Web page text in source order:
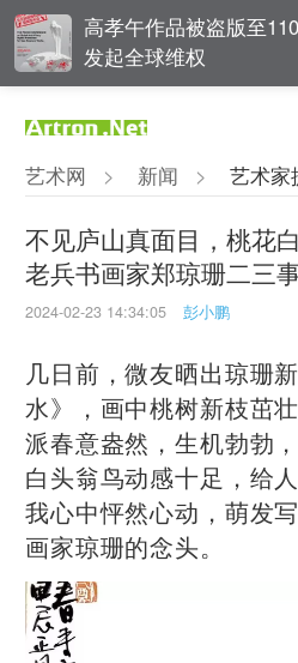
高孝午作品被盗版至
发起全球维权
影响力榜单
张瀚文：以物质媒介具
界
翟莫梵：绘画少年的广
艺术网 > 新闻 > 艺术家
不见庐山真面目，桃花
老兵书画家郑琼珊二三
2024-02-23 14:34:05 彭小鹏
几日前，微友晒出琼珊
水》，画中桃树新枝茁
派春意盎然，生机勃勃
白头翁鸟动感十足，给
我心中怦然心动，萌发
画家琼珊的念头。